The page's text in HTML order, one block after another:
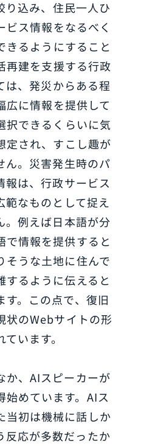
り込み、住民一人ひ
ビス情報をなるべく
きるようにすること
再建を支援する行政
は、発災からある程
広に情報を提供して
択できるくらいに気
定され、すこし趣が
ん。災害発生時のパ
報は、行政サービス
なものとして捉え
。例えば日本語が分
で情報を提供すると
そうな土地に住んで
するように伝えると
す。この点で、復旧
状のWebサイトの形
います。
、AIスピーカーが
始めています。AIス
当初は機械に話しか
応が多数だったか